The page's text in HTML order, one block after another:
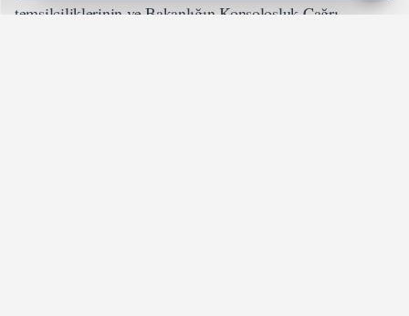
temsilciliklerinin ve Bakanlığın Konsolosluk Çağrı